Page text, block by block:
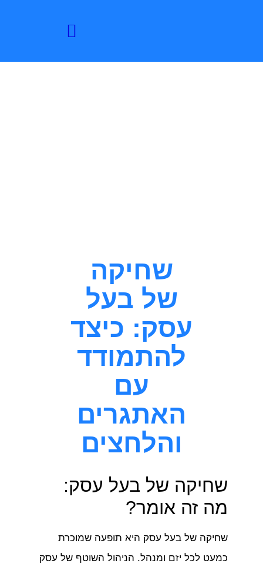
שחיקה
של בעל
עסק: כיצד
להתמודד
עם
האתגרים
והלחצים
שחיקה של בעל עסק:
מה זה אומר?
שחיקה של בעל עסק היא תופעה שמוכרת
כמעט לכל יזם ומנהל. הניהול השוטף של עסק